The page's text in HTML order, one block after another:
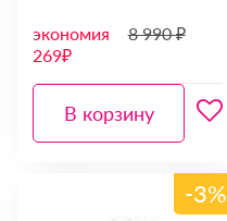
экономия
269₽
8 990 ₽
В корзину
-3%